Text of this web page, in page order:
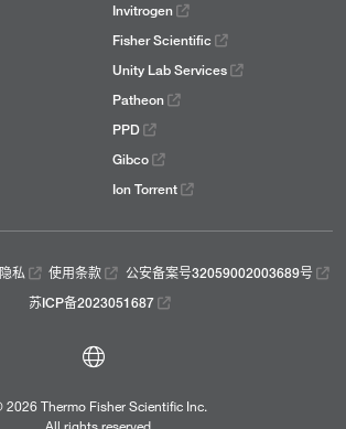
Invitrogen
Fisher Scientific
Unity Lab Services
Patheon
PPD
Gibco
Ion Torrent
隐私 使用条款
公安备案号32059002003689号
苏ICP备2023051687
2026 Thermo Fisher Scientific Inc.
All rights reserved.